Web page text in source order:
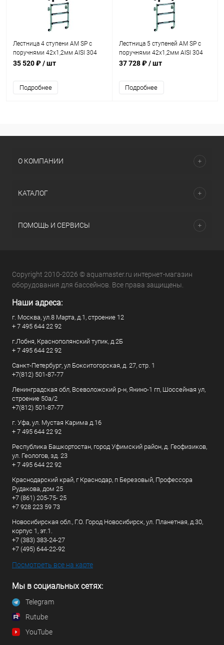
Лестница 4 ступени AM SP с
поручнями 42х1,2мм AISI 304
(SP-415)
35 520 ₽/ шт
Подробнее
Лестница 5 ступеней AM SP с
поручнями 42х1,2мм AISI 304
(SP-515)
37 728 ₽/ шт
Подробнее
О КОМПАНИИ
КАТАЛОГ
ПОМОЩЬ И СЕРВИСЫ
Copyright 2010-2026 © aquamaster.ru интернет-магазин
оборудования для бассейнов. Все права защищены.
Наши адреса:
г. Москва, ул.8 Марта, д.1, строение 12
+ 7 495 644 22 92
г.Лобня, Краснополянский тупик, д.2Б
+ 7 495 644 22 92
Санкт-Петербург, ул Бокситогорская, д. 27, стр. 1
+7(812) 501-87-77
Ленинградская обл, Всеволожский р-н, Янино-1 гп, Шоссейная ул,
строение 50а/2
+7(812) 501-87-77
г. Уфа, ул. Мустая Карима д.16
+ 7 495 644 22 92
Республика Башкортостан, город Уфимский район, д. Геофизиков,
ул. Геологов, зд. 23
+ 7 495 644 22 92
Краснодарский край, г Краснодар, п Березовый, Профессора
Рудакова, дом 25
+7 (861) 205-75- 25
+7 928 223 59 73
Новосибирская обл., Г.О. Город Новосибирск, ул. Планетная, д.30,
корпус 1, эт.1.
+7 (383) 383-24-27
+7 (495) 644-22-92
Посмотреть все на карте
Мы в социальных сетях:
Telegram
Rutube
YouTube